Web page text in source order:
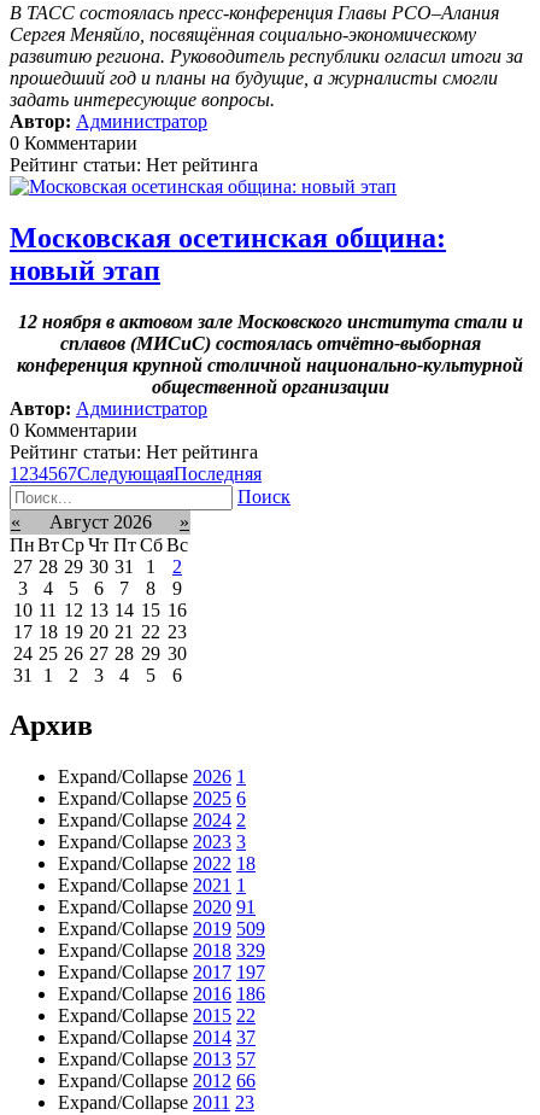
В ТАСС состоялась пресс-конференция Главы РСО–Алания
Сергея Меняйло, посвящённая социально-экономическому
развитию региона. Руководитель республики огласил итоги за
прошедший год и планы на будущие, а журналисты смогли
задать интересующие вопросы.
Автор: Администратор
0 Комментарии
Рейтинг статьи: Нет рейтинга
Московская осетинская община:
новый этап
12 ноября в актовом зале Московского института стали и
сплавов (МИСиС) состоялась отчётно-выборная
конференция крупной столичной национально-культурной
общественной организации
Автор: Администратор
0 Комментарии
Рейтинг статьи: Нет рейтинга
1 234567СледующаяПоследняя
Поиск
«
Август 2026
»
ПнВтСрЧт Пт Сб Вс
27 28 29 30 31 1
2
3
4 5 6 7 8
9
10 11 12 13 14 15 16
17 18 19 20 21 22 23
24 25 26 27 28 29 30
31
1 2 3 4 5 6
Архив
Expand/Collapse 2026 1
Expand/Collapse 2025 6
Expand/Collapse 2024 2
Expand/Collapse 2023 3
Expand/Collapse 2022 18
Expand/Collapse 2021 1
Expand/Collapse 2020 91
Expand/Collapse 2019 509
Expand/Collapse 2018 329
Expand/Collapse 2017 197
Expand/Collapse 2016 186
Expand/Collapse 2015 22
Expand/Collapse 2014 37
Expand/Collapse 2013 57
Expand/Collapse 2012 66
Expand/Collapse 2011 23